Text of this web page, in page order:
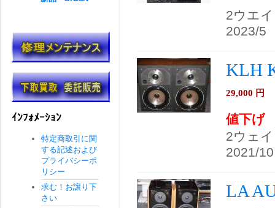
2ウエ
2023/5
KLH
29,000 円
値下げ
2ウェ
2021/10
LA
ｲﾝﾌｫﾒｰｼｮﾝ
特定商取引に関
する記述および
プライバシーポ
リシー
求む！お譲り下
さい